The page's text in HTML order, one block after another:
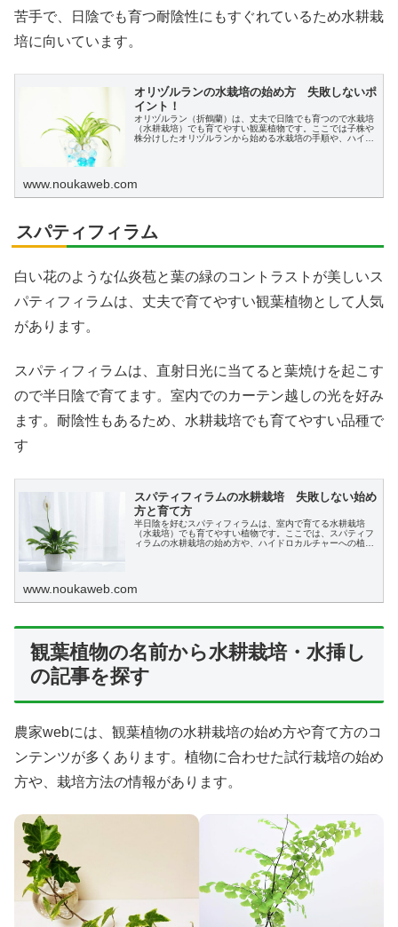
苦手で、日陰でも育つ耐陰性にもすぐれているため水耕栽
培に向いています。
オリヅルランの水栽培の始め方 失敗しないポ
イント！
オリヅルラン（折鶴蘭）は、丈夫で日陰でも育つので水栽培
（水耕栽培）でも育てやすい観葉植物です。ここでは子株や
株分けしたオリヅルランから始める水栽培の手順や、ハイド
www.noukaweb.com
スパティフィラム
白い花のような仏炎苞と葉の緑のコントラストが美しいス
パティフィラムは、丈夫で育てやすい観葉植物として人気
があります。
スパティフィラムは、直射日光に当てると葉焼けを起こす
ので半日陰で育てます。室内でのカーテン越しの光を好み
ます。耐陰性もあるため、水耕栽培でも育てやすい品種で
す
スパティフィラムの水耕栽培 失敗しない始め
方と育て方
半日陰を好むスパティフィラムは、室内で育てる水耕栽培
（水栽培）でも育てやすい植物です。ここでは、スパティフ
ィラムの水耕栽培の始め方や、ハイドロカルチャーへの植え
www.noukaweb.com
観葉植物の名前から水耕栽培・水挿し
の記事を探す
農家webには、観葉植物の水耕栽培の始め方や育て方のコ
ンテンツが多くあります。植物に合わせた試行栽培の始め
方や、栽培方法の情報があります。